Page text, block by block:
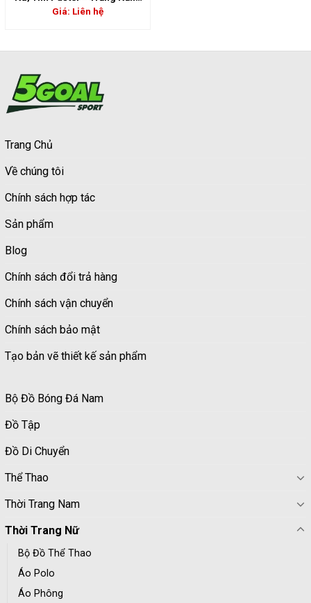
Động Nổi Bật | 5GS-06876
Giá: Liên hệ
Trang Chủ
Về chúng tôi
Chính sách hợp tác
Sản phẩm
Blog
Chính sách đổi trả hàng
Chính sách vận chuyển
Chính sách bảo mật
Tạo bản vẽ thiết kế sản phẩm
Bộ Đồ Bóng Đá Nam
Đồ Tập
Đồ Di Chuyển
Thể Thao
Thời Trang Nam
Thời Trang Nữ
Bộ Đồ Thể Thao
Áo Polo
Áo Phông